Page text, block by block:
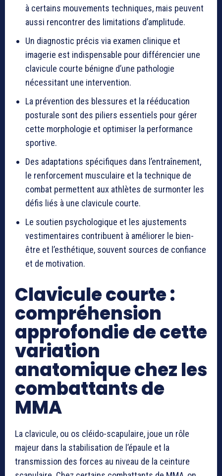
à certains mouvements techniques, mais peuvent
aussi rencontrer des limitations d’amplitude.
Un diagnostic précis via examen clinique et
imagerie est indispensable pour différencier une
clavicule courte bénigne d’une pathologie
nécessitant une intervention.
La prévention des blessures et la rééducation
posturale sont des piliers essentiels pour gérer
cette morphologie et optimiser la performance
sportive.
Des adaptations spécifiques dans l’entraînement,
le renforcement musculaire et la technique de
combat permettent aux athlètes de surmonter les
défis liés à une clavicule courte.
Le soutien psychologique et les ajustements
vestimentaires contribuent à améliorer le bien-
être et l’esthétique, souvent sources de confiance
et de motivation.
Clavicule courte :
compréhension
approfondie de cette
variation
anatomique chez les
combattants de
MMA
La clavicule, ou os cléido-scapulaire, joue un rôle
majeur dans la stabilisation de l’épaule et la
transmission des forces au niveau de la ceinture